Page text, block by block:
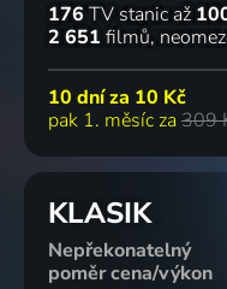
176 TV stanic až
2 651 filmů
10 dní za 10 Kč
pak 1. měsíc za 309
KLASIK
Nepřekonatelný
poměr cena/výkon